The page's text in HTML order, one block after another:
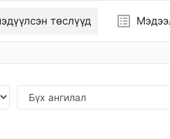
төслүүд list_alt